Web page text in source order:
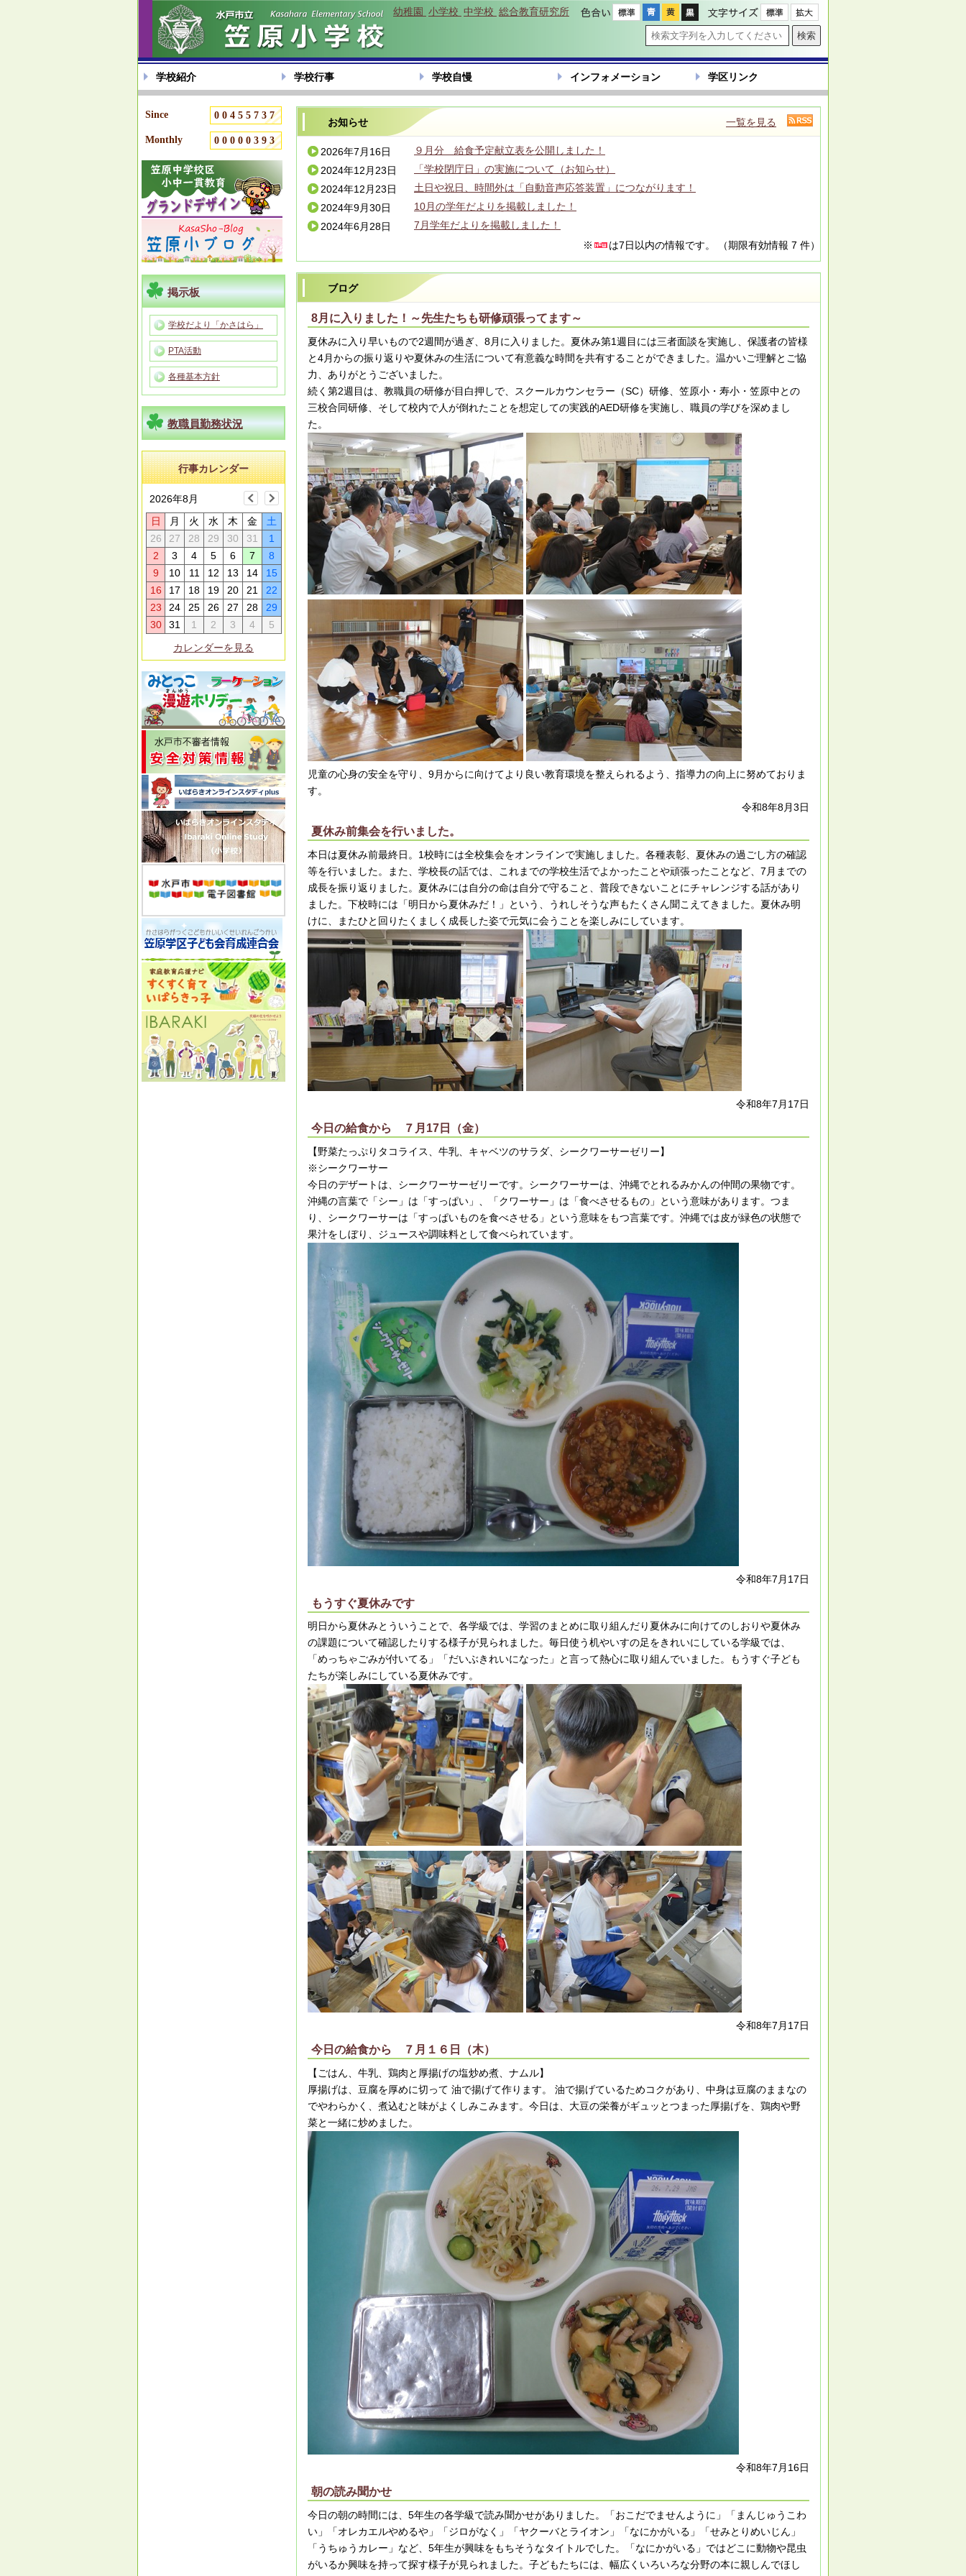
色合い 文字サイズ
幼稚園 小学校 中学校 総合教育研究所
学校紹介 学校行事 学校自慢 インフォメーション 学区リンク
Since 00455737
Monthly 00000393
掲示板
学校だより「かさはら」
PTA活動
各種基本方針
教職員勤務状況
行事カレンダー
2026年8月
日 月 火 水 木 金
土
26
27 28 29 30 31
1
2
3 4 5 6 7
8
9
10 11 12 13 14
15
16
17 18 19 20 21
22
23
24 25 26 27 28
29
30
31 1 2 3 4
5
カレンダーを見る
お知らせ 一覧を見る
2026年7月16日
９月分 給食予定献立表を公開しました！
2024年12月23日
「学校閉庁日」の実施について（お知らせ）
2024年12月23日
土日や祝日、時間外は「自動音声応答装置」につながります！
2024年9月30日
10月の学年だよりを掲載しました！
2024年6月28日
7月学年だよりを掲載しました！
※
は7日以内の情報です。 （期限有効情報 7 件）
ブログ
8月に入りました！～先生たちも研修頑張ってます～
夏休みに入り早いもので2週間が過ぎ、8月に入りました。夏休み第1週目には三者面談を実施し、保護者の皆様
と4月からの振り返りや夏休みの生活について有意義な時間を共有することができました。温かいご理解とご協
力、ありがとうございました。
続く第2週目は、教職員の研修が目白押しで、スクールカウンセラー（SC）研修、笠原小・寿小・笠原中との
三校合同研修、そして校内で人が倒れたことを想定しての実践的AED研修を実施し、職員の学びを深めまし
た。
児童の心身の安全を守り、9月からに向けてより良い教育環境を整えられるよう、指導力の向上に努めておりま
す。
令和8年8月3日
夏休み前集会を行いました。
本日は夏休み前最終日。1校時には全校集会をオンラインで実施しました。各種表彰、夏休みの過ごし方の確認
等を行いました。また、学校長の話では、これまでの学校生活でよかったことや頑張ったことなど、7月までの
成長を振り返りました。夏休みには自分の命は自分で守ること、普段できないことにチャレンジする話があり
ました。下校時には「明日から夏休みだ！」という、うれしそうな声もたくさん聞こえてきました。夏休み明
けに、またひと回りたくましく成長した姿で元気に会うことを楽しみにしています。
令和8年7月17日
今日の給食から ７月17日（金）
【野菜たっぷりタコライス、牛乳、キャベツのサラダ、シークワーサーゼリー】
※シークワーサー
今日のデザートは、シークワーサーゼリーです。シークワーサーは、沖縄でとれるみかんの仲間の果物です。
沖縄の言葉で「シー」は「すっぱい」、「クワーサー」は「食べさせるもの」という意味があります。つま
り、シークワーサーは「すっぱいものを食べさせる」という意味をもつ言葉です。沖縄では皮が緑色の状態で
果汁をしぼり、ジュースや調味料として食べられています。
令和8年7月17日
もうすぐ夏休みです
明日から夏休みとういうことで、各学級では、学習のまとめに取り組んだり夏休みに向けてのしおりや夏休み
の課題について確認したりする様子が見られました。毎日使う机やいすの足をきれいにしている学級では、
「めっちゃごみが付いてる」「だいぶきれいになった」と言って熱心に取り組んでいました。もうすぐ子ども
たちが楽しみにしている夏休みです。
令和8年7月17日
今日の給食から ７月１６日（木）
【ごはん、牛乳、鶏肉と厚揚げの塩炒め煮、ナムル】
厚揚げは、豆腐を厚めに切って 油で揚げて作ります。 油で揚げているためコクがあり、中身は豆腐のままなの
でやわらかく、煮込むと味がよくしみこみます。今日は、大豆の栄養がギュッとつまった厚揚げを、鶏肉や野
菜と一緒に炒めました。
令和8年7月16日
朝の読み聞かせ
今日の朝の時間には、5年生の各学級で読み聞かせがありました。「おこだでませんように」「まんじゅうこわ
い」「オレカエルやめるや」「ジロがなく」「ヤクーバとライオン」「なにかがいる」「せみとりめいじん」
「うちゅうカレー」など、5年生が興味をもちそうなタイトルでした。「なにかがいる」ではどこに動物や昆虫
がいるか興味を持って探す様子が見られました。子どもたちには、幅広くいろいろな分野の本に親しんでほし